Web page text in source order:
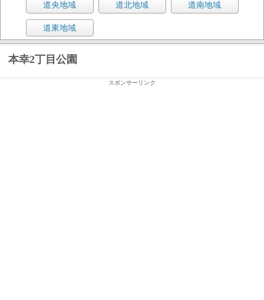
道央地域 道北地域 道南地域
道東地域
本幸2丁目公園
スポンサーリンク